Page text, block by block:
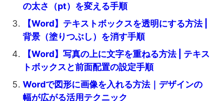
の太さ（pt）を変える手順
【Word】テキストボックスを透明にする方法 |
背景（塗りつぶし）を消す手順
【Word】写真の上に文字を重ねる方法 | テキス
トボックスと前面配置の設定手順
Wordで図形に画像を入れる方法｜デザインの
幅が広がる活用テクニック